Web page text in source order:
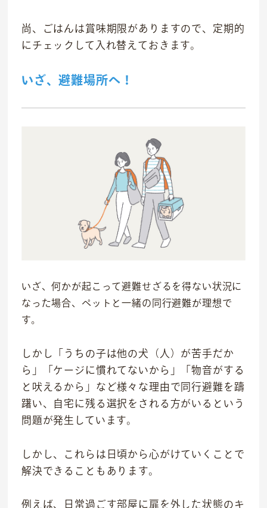
尚、ごはんは賞味期限がありますので、定期的
にチェックして入れ替えておきます。
いざ、避難場所へ！
いざ、何かが起こって避難せざるを得ない状況に
なった場合、ペットと一緒の同行避難が理想で
す。
しかし「うちの子は他の犬（人）が苦手だか
ら」「ケージに慣れてないから」「物音がする
と吠えるから」など様々な理由で同行避難を躊
躇い、自宅に残る選択をされる方がいるという
問題が発生しています。
しかし、これらは日頃から心がけていくことで
解決できることもあります。
例えば、日常過ごす部屋に扉を外した状態のキ